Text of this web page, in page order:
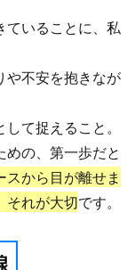
ていることに、私
や不安を抱きなが
て捉えること。
の、第一歩だと
スから目が離せま
それが大切です。